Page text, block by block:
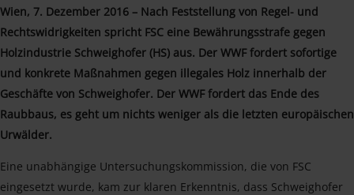
Wien, 7. Dezember 2016 – Nach Feststellung von Regel- und
Rechtswidrigkeiten spricht FSC eine Bewährungsstrafe gegen
Holzindustrie Schweighofer (HS) aus. Der WWF fordert sofortige
und konkrete Maßnahmen gegen illegales Holz innerhalb der
Geschäfte von Schweighofer. Der WWF fordert das Ende des
Raubbaus, es geht um nichts weniger als die letzten europäischen
Urwälder.
Eine unabhängige Untersuchungskommission, die von FSC
eingesetzt wurde, kam zur klaren Erkenntnis, dass Schweighofer